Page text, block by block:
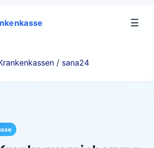
☰
/ sana24